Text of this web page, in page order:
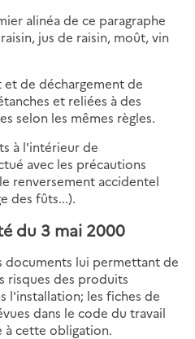
alinéa de ce paragraphe
jus de raisin, moût, vin
et de déchargement de
et reliées à des
selon les mêmes règles.
à l'intérieur de
avec les précautions
renversement accidentel
des fûts...).
du 3 mai 2000
documents lui permettant de
risques des produits
l'installation; les fiches de
dans le code du travail
à cette obligation.